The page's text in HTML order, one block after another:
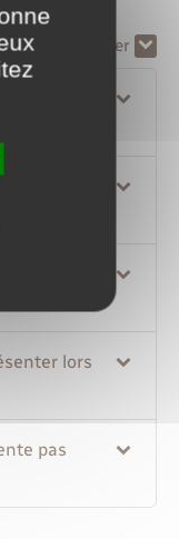
Tout déplier
un
lors
pas